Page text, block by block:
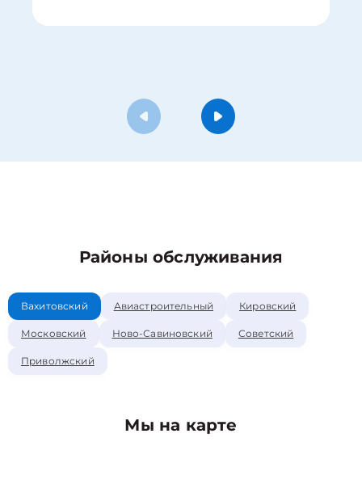
Районы обслуживания
Вахитовский Авиастроительный Кировский
Московский Ново-Савиновский Советский
Приволжский
Мы на карте